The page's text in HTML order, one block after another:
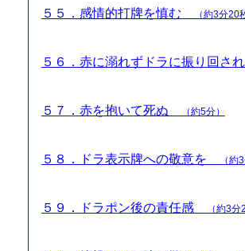
５５．感情的打牌を慎む （約3分20
５６．赤に溺れずドラに振り回さ
５７．赤を抱いて死ぬ （約5分）
５８．ドラ表示牌への敬意を （約
５９．ドラポン後の責任感 （約3分